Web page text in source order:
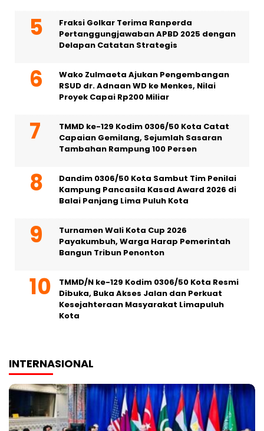
Fraksi Golkar Terima Ranperda
Pertanggungjawaban APBD 2025 dengan
Delapan Catatan Strategis
Wako Zulmaeta Ajukan Pengembangan
RSUD dr. Adnaan WD ke Menkes, Nilai
Proyek Capai Rp200 Miliar
TMMD ke-129 Kodim 0306/50 Kota Catat
Capaian Gemilang, Sejumlah Sasaran
Tambahan Rampung 100 Persen
Dandim 0306/50 Kota Sambut Tim Penilai
Kampung Pancasila Kasad Award 2026 di
Balai Panjang Lima Puluh Kota
Turnamen Wali Kota Cup 2026
Payakumbuh, Warga Harap Pemerintah
Bangun Tribun Penonton
TMMD/N ke-129 Kodim 0306/50 Kota Resmi
Dibuka, Buka Akses Jalan dan Perkuat
Kesejahteraan Masyarakat Limapuluh
Kota
INTERNASIONAL